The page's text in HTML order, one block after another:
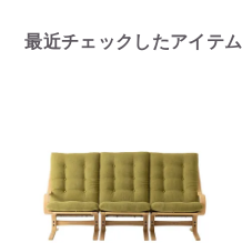
最近チェックしたアイテム